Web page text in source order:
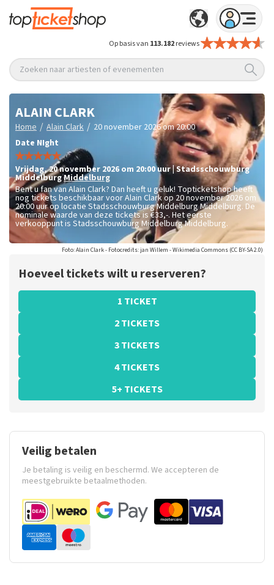
Op basis van 113.182reviews
Zoeken naar artiesten of evenementen
ALAIN CLARK
Home / Alain Clark / 20 november 2026 om 20:00
Date NIght
vrijdag,20 november 2026 om 20:00uur|Stadsschouwburg
MiddelburgMiddelburg
Bent u fan van Alain Clark? Dan heeft u geluk! Topticketshop heeft
nog tickets beschikbaar voor Alain Clark op 20 november 2026 om
20:00 uur op locatie Stadsschouwburg Middelburg Middelburg. De
nominale waarde van deze tickets is€33,-. Het eerste
verkooppunt is Stadsschouwburg Middelburg Middelburg.
Foto: Alain Clark - Fotocredits: jan Willem - Wikimedia Commons (CC BY-SA 2.0)
Hoeveel tickets wilt u reserveren?
1 TICKET
2 TICKETS
3 TICKETS
4 TICKETS
5+ TICKETS
Veilig betalen
Je betaling is veilig en beschermd. We accepteren de
meestgebruikte betaalmethoden.